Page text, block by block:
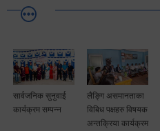
लैङ्गि असमानताका
विबिध पक्षहरु विषयक
हेटौँडा
उपमहानगरपालिकाबाटै
प्यान र भ्याटसहितका